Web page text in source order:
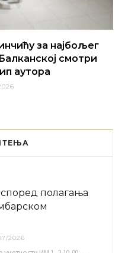
за најбољег
смотри
аутора
полагања
2026